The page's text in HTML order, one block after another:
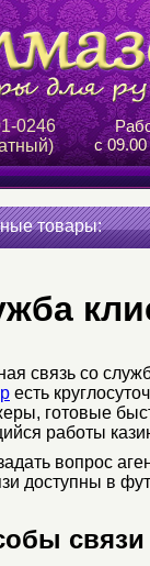
0246
с
товары:
связь со
есть
готовые
работы
вопрос
доступны в